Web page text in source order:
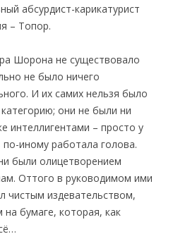
абсурдист-карикатурист
– Топор.
Шорона не существовало
не было ничего
И их самих нельзя было
они не были ни
интеллигентами – просто у
по-иному работала голова.
были олицетворением
Оттого в руководимом ими
чистым издевательством,
бумаге, которая, как